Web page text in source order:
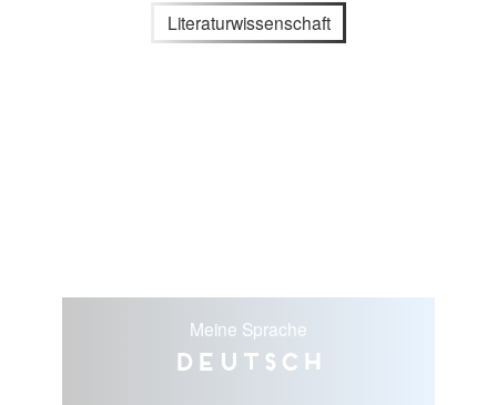
Literaturwissenschaft
Meine Sprache
Deutsch